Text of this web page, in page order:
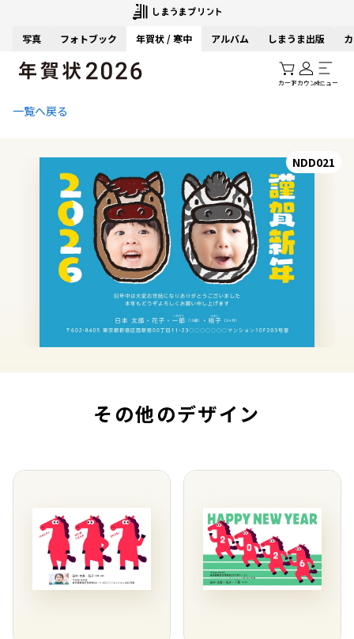
写真 フォトブック 年賀状 / 寒中 アルバム しまうま出版
カートアカウントメニュー
一覧へ戻る
NDD021
その他のデザイン